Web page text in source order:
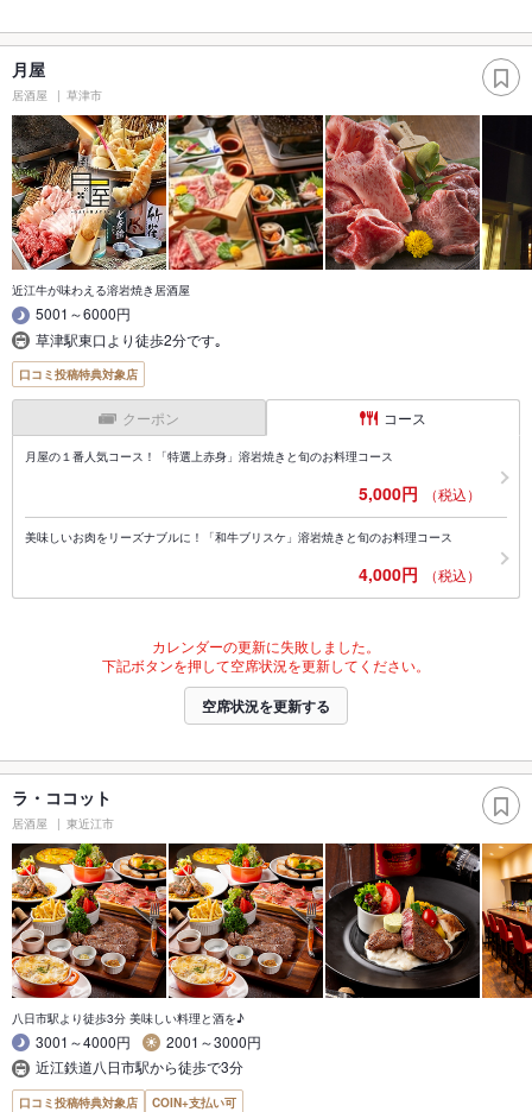
月屋
居酒屋 草津市
近江牛が味わえる溶岩焼き居酒屋
5001～6000円
草津駅東口より徒歩2分です｡
口コミ投稿特典対象店
クーポン コース
月屋の１番人気コース！「特選上赤身」溶岩焼きと旬のお料理コース
5,000円 （税込）
美味しいお肉をリーズナブルに！「和牛ブリスケ」溶岩焼きと旬のお料理コース
4,000円 （税込）
カレンダーの更新に失敗しました。
下記ボタンを押して空席状況を更新してください。
空席状況を更新する
ラ・ココット
居酒屋 東近江市
八日市駅より徒歩3分 美味しい料理と酒を♪
3001～4000円
2001～3000円
近江鉄道八日市駅から徒歩で3分
口コミ投稿特典対象店 COIN+支払い可